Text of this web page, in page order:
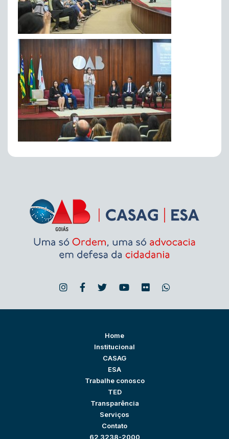
Home
Institucional
CASAG
ESA
Trabalhe conosco
TED
Transparência
Serviços
Contato
62 3238-2000